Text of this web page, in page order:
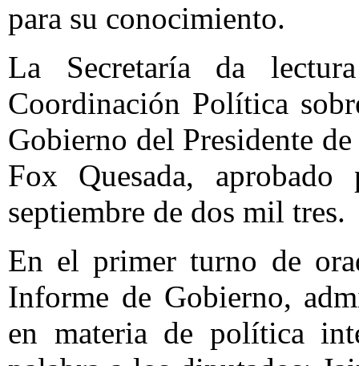
para su conocimiento.
La Secretaría da
Coordinación Política
Gobierno del Presidente
Fox Quesada,
septiembre de dos mil tres.
En el primer turno de
Informe de Gobierno,
en materia de política